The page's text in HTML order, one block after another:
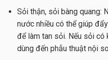
Sỏi thận, sỏi bàng quang:
nước nhiều có thể giúp
để làm tan sỏi. Nếu sỏi có
dùng đến phẫu thuật nội